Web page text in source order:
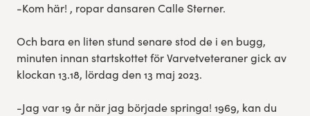
-Kom här! , ropar dansaren Calle Sterner.
Och bara en liten stund senare stod de i en bugg,
minuten innan startskottet för Varvetveteraner gick av
klockan 13.18, lördag den 13 maj 2023.
-Jag var 19 år när jag började springa! 1969, kan du